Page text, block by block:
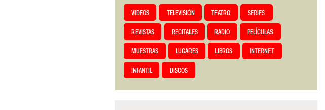
VIDEOS TELEVISIÓN TEATRO SERIES
REVISTAS RECITALES RADIO PELÍCULAS
MUESTRAS LUGARES LIBROS INTERNET
INFANTIL DISCOS